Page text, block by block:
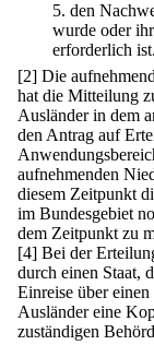
5. den
wurde oder
erforderlich ist.
[2] Die
hat die Mitteilung
Ausländer in dem
den Antrag auf
aufnehmenden
diesem Zeitpunkt
im Bundesgebiet
dem Zeitpunkt zu
[4] Bei der
durch einen Staat,
Einreise über
Ausländer eine
zuständigen